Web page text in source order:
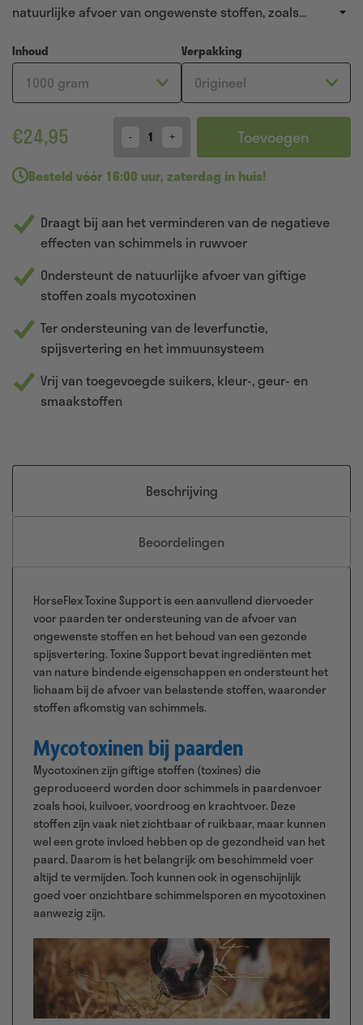
natuurlijke afvoer van ongewenste stoffen, zoals
bentoniet, algen, curcumine en oregano draagt bij aan
een gezonde spijsvertering, leverfunctie en weerstand.
Ideaal voor paarden die gevoelig zijn voor schimmels,
gisten of wisselingen in ruwvoer.
Draagt bij aan het verminderen van de negatieve
effecten van schimmels in ruwvoer
Ondersteunt de natuurlijke afvoer van giftige
stoffen zoals mycotoxinen
Ter ondersteuning van de leverfunctie,
spijsvertering en het immuunsysteem
Vrij van toegevoegde suikers, kleur-, geur- en
smaakstoffen
Inhoud Verpakking
€24,95 Quantity Toevoegen
Besteld vóór 16:00 uur, zaterdag in huis!
Beschrijving
Beoordelingen
HorseFlex Toxine Support is een aanvullend diervoeder
voor paarden ter ondersteuning van de afvoer van
ongewenste stoffen en het behoud van een gezonde
spijsvertering. Toxine Support bevat ingrediënten met
van nature bindende eigenschappen en ondersteunt het
lichaam bij de afvoer van belastende stoffen, waaronder
stoffen afkomstig van schimmels.
Mycotoxinen bij paarden
Mycotoxinen zijn giftige stoffen (toxines) die
geproduceerd worden door schimmels in paardenvoer
zoals hooi, kuilvoer, voordroog en krachtvoer. Deze
stoffen zijn vaak niet zichtbaar of ruikbaar, maar kunnen
wel een grote invloed hebben op de gezondheid van het
paard. Daarom is het belangrijk om beschimmeld voer
altijd te vermijden. Toch kunnen ook in ogenschijnlijk
goed voer onzichtbare schimmelsporen en mycotoxinen
aanwezig zijn.